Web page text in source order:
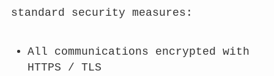
standard security measures:
All communications encrypted with
HTTPS / TLS